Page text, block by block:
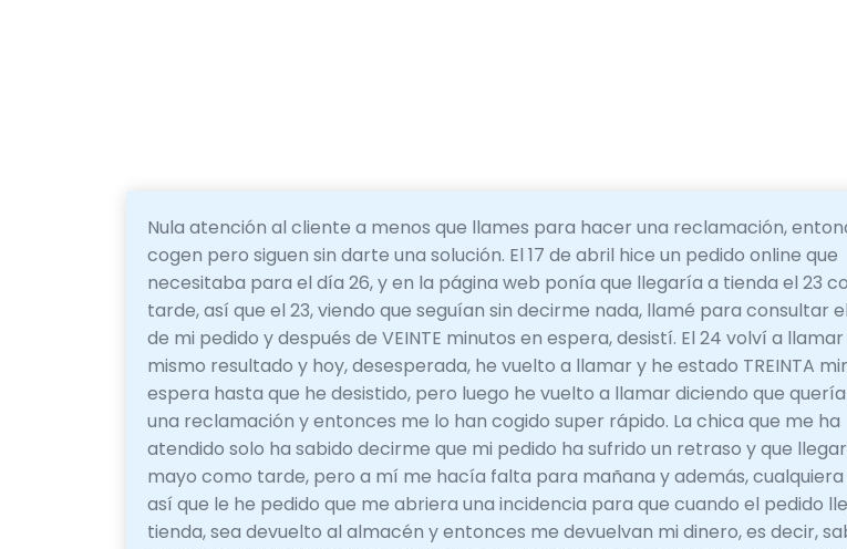
Nula atención al cliente a menos que llames para hacer una reclamación,
cogen pero siguen sin darte una solución. El 17 de abril hice un pedido online que
necesitaba para el día 26, y en la página web ponía que llegaría a tienda el 23
tarde, así que el 23, viendo que seguían sin decirme nada, llamé para consultar
de mi pedido y después de VEINTE minutos en espera, desistí. El 24 volví a
mismo resultado y hoy, desesperada, he vuelto a llamar y he estado TREINTA
espera hasta que he desistido, pero luego he vuelto a llamar diciendo que
una reclamación y entonces me lo han cogido super rápido. La chica que me ha
atendido solo ha sabido decirme que mi pedido ha sufrido un retraso y que
mayo como tarde, pero a mí me hacía falta para mañana y además, cualquiera
así que le he pedido que me abriera una incidencia para que cuando el pedido
tienda, sea devuelto al almacén y entonces me devuelvan mi dinero, es decir,